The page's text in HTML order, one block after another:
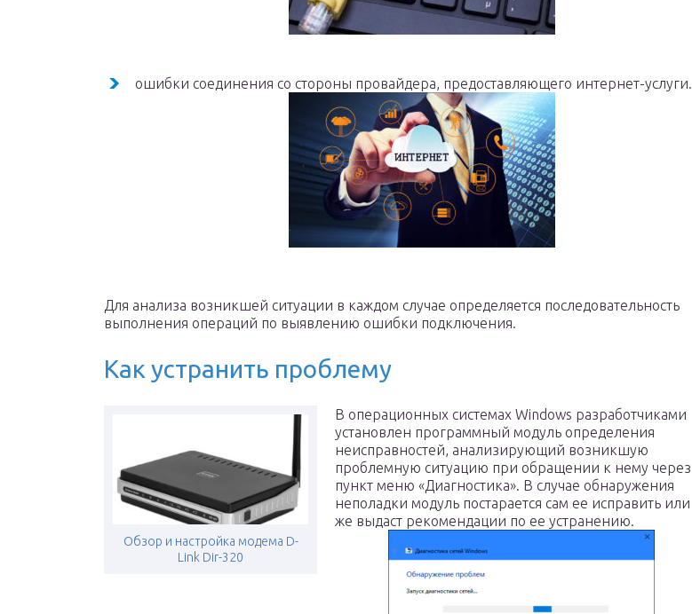
ошибки соединения со стороны провайдера, предоставляющего интернет-услуги.
Для анализа возникшей ситуации в каждом случае определяется последовательность
выполнения операций по выявлению ошибки подключения.
Как устранить проблему
Обзор и настройка модема D-
Link Dir-320
В операционных системах Windows разработчиками
установлен программный модуль определения
неисправностей, анализирующий возникшую
проблемную ситуацию при обращении к нему через
пункт меню «Диагностика». В случае обнаружения
неполадки модуль постарается сам ее исправить или
же выдаст рекомендации по ее устранению.